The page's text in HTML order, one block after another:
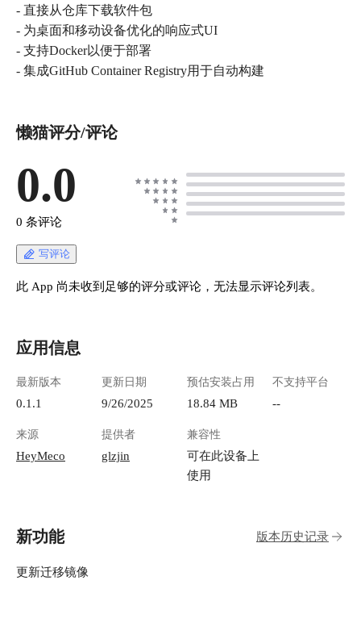
- 直接从仓库下载软件包
- 为桌面和移动设备优化的响应式UI
- 支持Docker以便于部署
- 集成GitHub Container Registry用于自动构建
懒猫评分/评论
0.0
0 条评论
写评论
此 App 尚未收到足够的评分或评论，无法显示评论列表。
应用信息
最新版本
0.1.1
更新日期
9/26/2025
预估安装占用
18.84 MB
不支持平台
--
来源
HeyMeco
提供者
glzjin
兼容性
可在此设备上
使用
新功能 版本历史记录
更新迁移镜像